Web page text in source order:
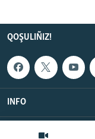
QOŞULIÑIZ!
INFO